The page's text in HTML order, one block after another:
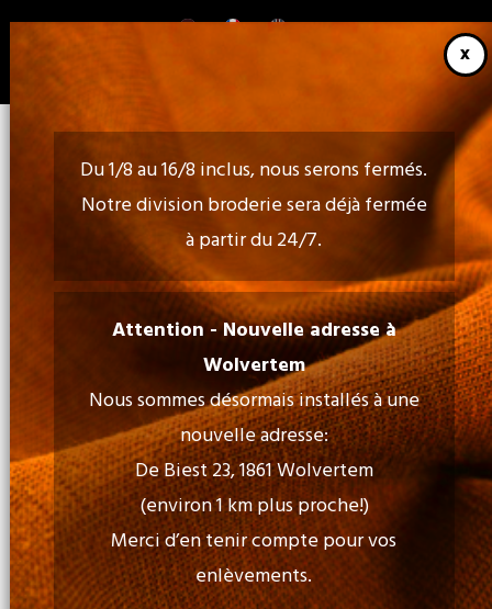
contenu
principal
Appelez-nous:
02 460 85 35 - 052 30 54 18
Email:
info@tiptopprint.be
Ouverture:
Lun - Ven: de 09h00 à 17h00
Du 1/8 au 16/8 inclus, nous serons fermés.
Notre division broderie sera déjà fermée
à partir du 24/7.
Attention - Nouvelle adresse à
Wolvertem
Nous sommes désormais installés à une
nouvelle adresse:
De Biest 23, 1861 Wolvertem
(environ 1 km plus proche!)
Merci d’en tenir compte pour vos
enlèvements.